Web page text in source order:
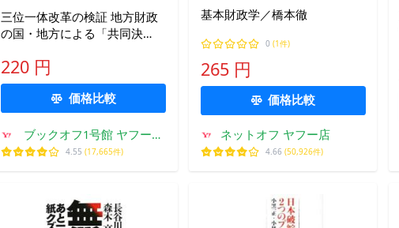
三位一体改革の検証 地方財政
の国・地方による「共同決
220 円
価格比較
ブックオフ1号館 ヤフーシ
ョッピング店
4.55 (17,665件)
基本財政学／橋本徹
0 (1件)
265 円
価格比較
ネットオフ ヤフー店
4.66 (50,926件)